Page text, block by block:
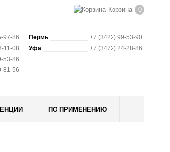
Корзина 0
97-86
11-08
53-86
81-56
Пермь
+7 (3422) 99-53-90
Уфа
+7 (3472) 24-28-86
ПО ПРИМЕНЕНИЮ